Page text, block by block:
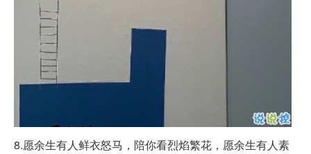
8.愿余生有人鲜衣怒马，陪你看烈焰繁花，愿余生有人素